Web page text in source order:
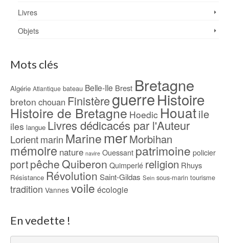
Livres
Objets
Mots clés
Algérie Atlantique bateau Belle-Ile Brest Bretagne
breton chouan FinistèreguerreHistoire
Histoire de Bretagne Hoedic Houatile
iles langue Livres dédicacés par l'Auteur
Lorientmarin Marine merMorbihan
mémoire nature navire Ouessant patrimoine policier
portpêcheQuiberon Quimperlé religion Rhuys
Résistance Révolution Saint-Gildas Sein sous-marin tourisme
tradition Vannes voile écologie
En vedette !